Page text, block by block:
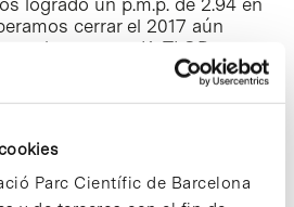
Parc Científic de Barcelona
cerrar el 2017 aún
el programa KeTLOD se
en el futuro”.
del programaErasmus+